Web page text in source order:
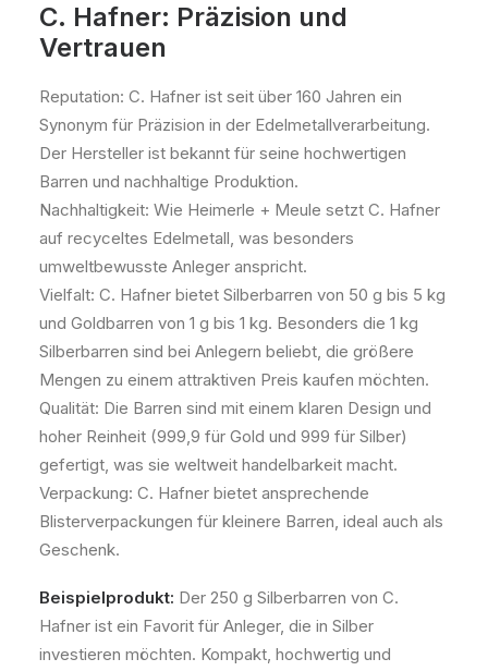
C. Hafner: Präzision und
Vertrauen
Reputation: C. Hafner ist seit über 160 Jahren ein
Synonym für Präzision in der Edelmetallverarbeitung.
Der Hersteller ist bekannt für seine hochwertigen
Barren und nachhaltige Produktion.
Nachhaltigkeit: Wie Heimerle + Meule setzt C. Hafner
auf recyceltes Edelmetall, was besonders
umweltbewusste Anleger anspricht.
Vielfalt: C. Hafner bietet Silberbarren von 50 g bis 5 kg
und Goldbarren von 1 g bis 1 kg. Besonders die 1 kg
Silberbarren sind bei Anlegern beliebt, die größere
Mengen zu einem attraktiven Preis kaufen möchten.
Qualität: Die Barren sind mit einem klaren Design und
hoher Reinheit (999,9 für Gold und 999 für Silber)
gefertigt, was sie weltweit handelbarkeit macht.
Verpackung: C. Hafner bietet ansprechende
Blisterverpackungen für kleinere Barren, ideal auch als
Geschenk.
Beispielprodukt: Der 250 g Silberbarren von C.
Hafner ist ein Favorit für Anleger, die in Silber
investieren möchten. Kompakt, hochwertig und